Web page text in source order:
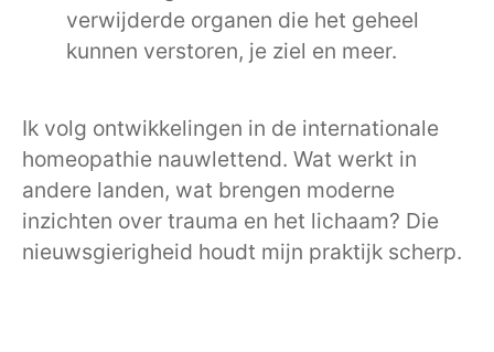
verwijderde organen die het geheel
kunnen verstoren, je ziel en meer.
Ik volg ontwikkelingen in de internationale
homeopathie nauwlettend. Wat werkt in
andere landen, wat brengen moderne
inzichten over trauma en het lichaam? Die
nieuwsgierigheid houdt mijn praktijk scherp.